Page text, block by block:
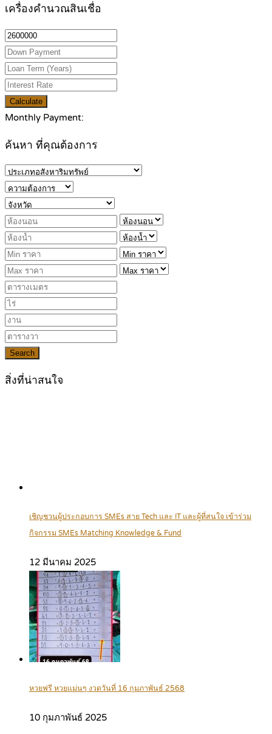
เครื่องคำนวณสินเชื่อ
Calculate
Monthly Payment:
ค้นหา ที่คุณต้องการ
Search
สิ่งที่น่าสนใจ
เชิญชวนผู้ประกอบการ SMEs สาย Tech และ IT และผู้ที่สนใจ เข้าร่วม
กิจกรรม SMEs Matching Knowledge & Fund
12 มีนาคม 2025
หวยฟรี หวยแม่นๆ งวดวันที่ 16 กุมภาพันธ์ 2568
10 กุมภาพันธ์ 2025